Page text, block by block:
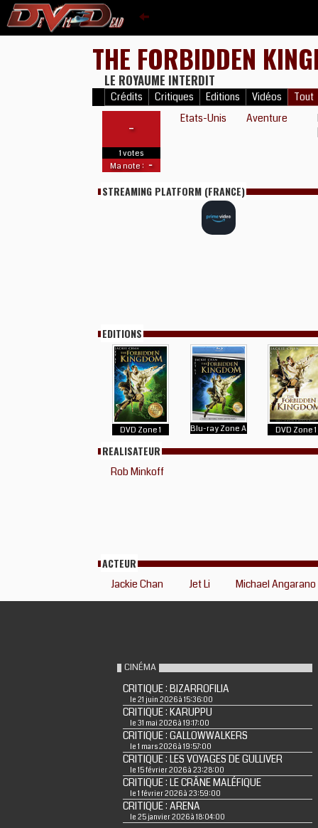
THE FORBIDDEN
LE ROYAUME INTERDIT
Crédits Critiques Editions Vidéos Tout
-
1 votes
Ma note : -
Etats-Unis Aventure
STREAMING PLATFORM (FRANCE)
EDITIONS
DVD Zone 1 Blu-ray Zone A DVD Zone 1
REALISATEUR
Rob Minkoff
ACTEUR
Jackie Chan Jet Li Michael Angarano
CINÉMA
CRITIQUE : BIZARROFILIA
le 21 juin 2026 à 15:36:00
CRITIQUE : KARUPPU
le 31 mai 2026 à 19:17:00
CRITIQUE : GALLOWWALKERS
le 1 mars 2026 à 19:57:00
CRITIQUE : LES VOYAGES DE GULLIVER
le 15 février 2026 à 23:28:00
CRITIQUE : LE CRÂNE MALÉFIQUE
le 1 février 2026 à 23:59:00
CRITIQUE : ARENA
le 25 janvier 2026 à 18:04:00